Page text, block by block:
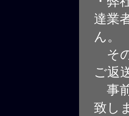
達業
ん。
そ
ご返
事
致し